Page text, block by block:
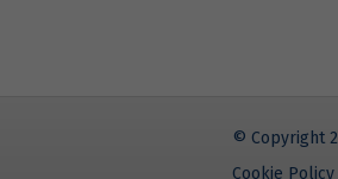
© Copyright
Cookie Policy